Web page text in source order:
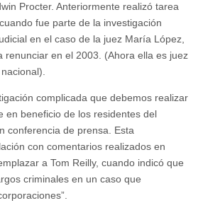
Procter. Anteriormente realizó tarea
fue parte de la investigación
en el caso de la juez María López,
renunciar en el 2003. (Ahora ella es juez
complicada que debemos realizar
en beneficio de los residentes del
conferencia de prensa. Esta
con comentarios realizados en
a Tom Reilly, cuando indicó que
criminales en un caso que